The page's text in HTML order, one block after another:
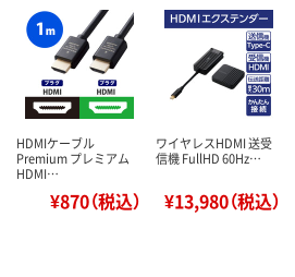
HDMIケーブル
Premium プレミアム
HDMI…
¥870（税込）
ワイヤレスHDMI 送受
信機 FullHD 60Hz…
¥13,980（税込）